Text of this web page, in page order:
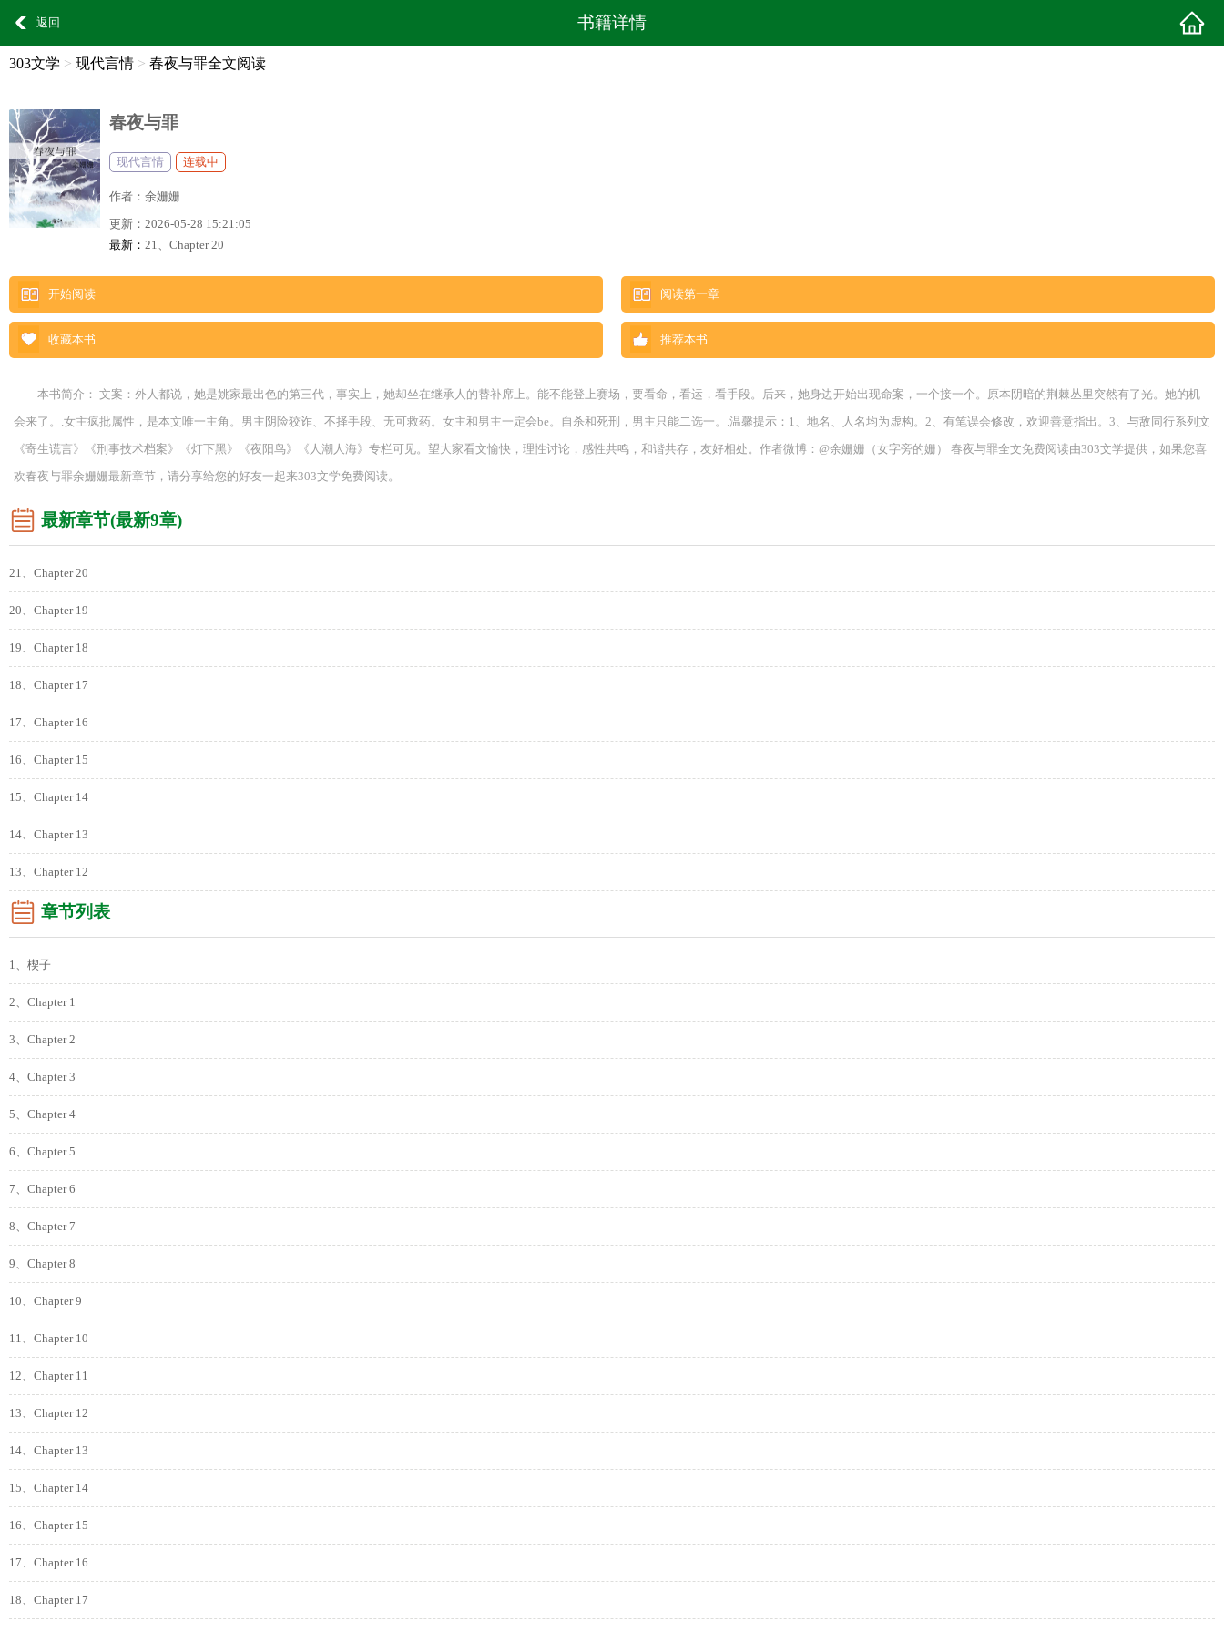
返回 书籍详情
303文学 > 现代言情 > 春夜与罪全文阅读
春夜与罪
现代言情 连载中
作者： 余姗姗
更新： 2026-05-28 15:21:05
最新： 21、Chapter 20
开始阅读 阅读第一章
收藏本书 推荐本书
本书简介： 文案：外人都说，她是姚家最出色的第三代，事实上，她却坐在继承人的替补席上。能不能登上赛场，要看命，看运，看手段。后来，她身边开始出现命案，一个接一个。原本阴暗的荆棘丛里突然有了光。她的机
会来了。.女主疯批属性，是本文唯一主角。男主阴险狡诈、不择手段、无可救药。女主和男主一定会be。自杀和死刑，男主只能二选一。.温馨提示：1、地名、人名均为虚构。2、有笔误会修改，欢迎善意指出。3、与敌同行系列文
《寄生谎言》《刑事技术档案》《灯下黑》《夜阳鸟》《人潮人海》专栏可见。望大家看文愉快，理性讨论，感性共鸣，和谐共存，友好相处。作者微博：@余姗姗（女字旁的姗） 春夜与罪全文免费阅读由303文学提供，如果您喜
欢春夜与罪余姗姗最新章节，请分享给您的好友一起来303文学免费阅读。
最新章节(最新9章)
21、Chapter 20
20、Chapter 19
19、Chapter 18
18、Chapter 17
17、Chapter 16
16、Chapter 15
15、Chapter 14
14、Chapter 13
13、Chapter 12
章节列表
1、楔子
2、Chapter 1
3、Chapter 2
4、Chapter 3
5、Chapter 4
6、Chapter 5
7、Chapter 6
8、Chapter 7
9、Chapter 8
10、Chapter 9
11、Chapter 10
12、Chapter 11
13、Chapter 12
14、Chapter 13
15、Chapter 14
16、Chapter 15
17、Chapter 16
18、Chapter 17